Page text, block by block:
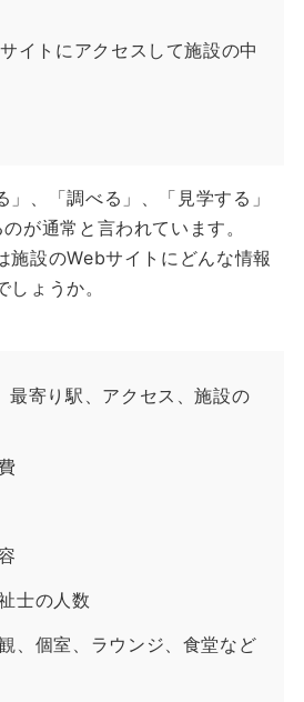
イトにアクセスして施設の中
」、「調べる」、「見学する」
が通常と言われています。
施設のWebサイトにどんな情報
ょうか。
寄り駅、アクセス、施設の
士の人数
、個室、ラウンジ、食堂など